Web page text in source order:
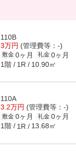
110B
3万円 (管理費等：-)
敷金 0ヶ月 礼金 0ヶ月
1階 1R 10.90㎡
110A
3.2万円 (管理費等：-)
敷金 0ヶ月 礼金 0ヶ月
1階 1R 13.68㎡